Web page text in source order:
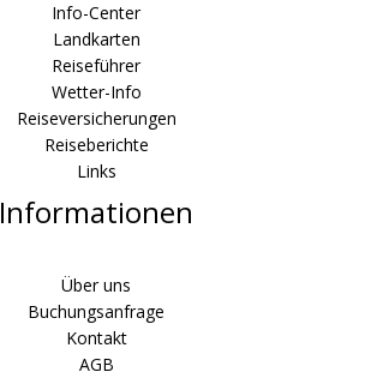
Info-Center
Landkarten
Reiseführer
Wetter-Info
Reiseversicherungen
Reiseberichte
Links
Informationen
Über uns
Buchungsanfrage
Kontakt
AGB